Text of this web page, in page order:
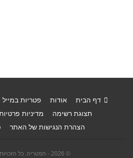
דף הבית אודות פטריות במייל
תצוגת רשימה
מדיניות
הצהרת הנגישות של האתר
© 2026 - הפטריה. כל הזכויות שמורות.